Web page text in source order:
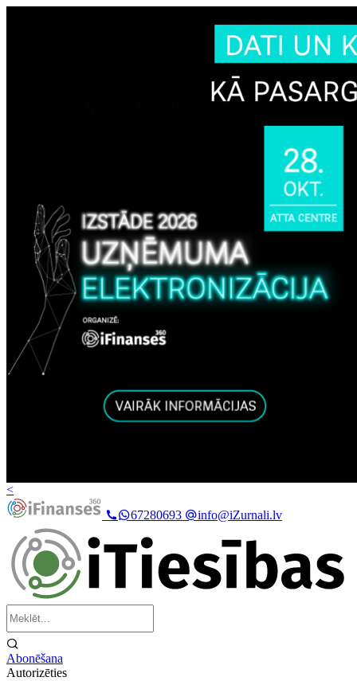
<
67280693
info@iZurnali.lv
Abonēšana
Autorizēties